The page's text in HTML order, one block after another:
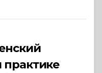
практике